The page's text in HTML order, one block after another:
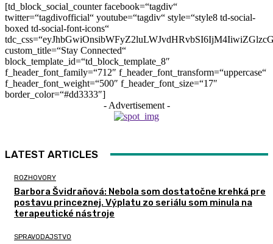
[td_block_social_counter facebook=“tagdiv“
twitter=“tagdivofficial“ youtube=“tagdiv“ style=“style8 td-social-
boxed td-social-font-icons“
custom_title=“Stay Connected“
block_template_id=“td_block_template_8″
f_header_font_family=“712″ f_header_font_transform=“uppercase“
f_header_font_weight=“500″ f_header_font_size=“17″
border_color=“#dd3333″]
- Advertisement -
LATEST ARTICLES
ROZHOVORY
Barbora Švidraňová: Nebola som dostatočne krehká pre
postavu princeznej. Výplatu zo seriálu som minula na
terapeutické nástroje
SPRAVODAJSTVO